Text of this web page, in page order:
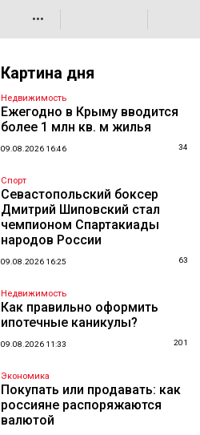
•••
Картина дня
Недвижимость
Ежегодно в Крыму вводится
более 1 млн кв. м жилья
09.08.2026 16:46 34
Спорт
Севастопольский боксер
Дмитрий Шиповский стал
чемпионом Спартакиады
народов России
09.08.2026 16:25 63
Недвижимость
Как правильно оформить
ипотечные каникулы?
09.08.2026 11:33 201
Экономика
Покупать или продавать: как
россияне распоряжаются
валютой